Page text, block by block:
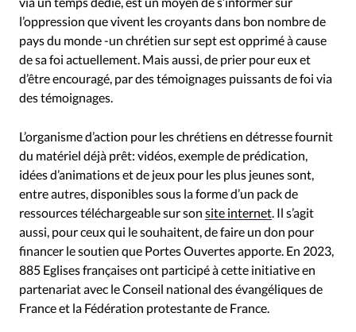
Société
l’oppression que vivent les croyants dans bon nombre de
pays du monde -un chrétien sur sept est opprimé à cause
de sa foi actuellement. Mais aussi, de prier pour eux et
d’être encouragé, par des témoignages puissants de foi via
des témoignages.
L’organisme d’action pour les chrétiens en détresse fournit
du matériel déjà prêt: vidéos, exemple de prédication,
idées d’animations et de jeux pour les plus jeunes sont,
entre autres, disponibles sous la forme d’un pack de
ressources téléchargeable sur son site internet. Il s’agit
aussi, pour ceux qui le souhaitent, de faire un don pour
financer le soutien que Portes Ouvertes apporte. En 2023,
885 Eglises françaises ont participé à cette initiative en
partenariat avec le Conseil national des évangéliques de
France et la Fédération protestante de France.